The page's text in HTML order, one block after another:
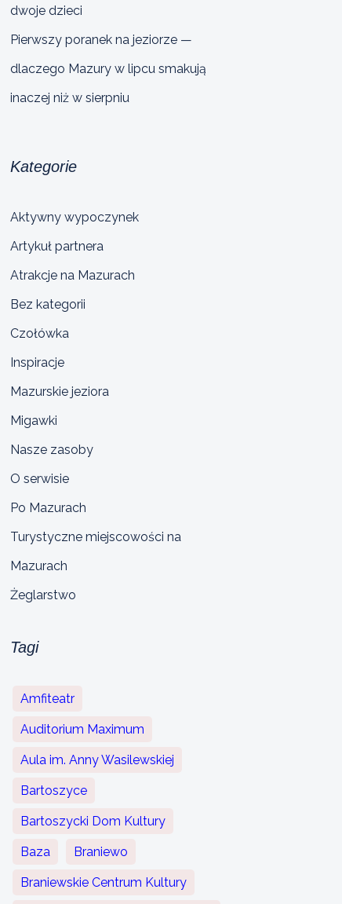
dwoje dzieci
Pierwszy poranek na jeziorze —
dlaczego Mazury w lipcu smakują
inaczej niż w sierpniu
Kategorie
Aktywny wypoczynek
Artykuł partnera
Atrakcje na Mazurach
Bez kategorii
Czołówka
Inspiracje
Mazurskie jeziora
Migawki
Nasze zasoby
O serwisie
Po Mazurach
Turystyczne miejscowości na
Mazurach
Żeglarstwo
Tagi
Amfiteatr
Auditorium Maximum
Aula im. Anny Wasilewskiej
Bartoszyce
Bartoszycki Dom Kultury
Baza Braniewo
Braniewskie Centrum Kultury